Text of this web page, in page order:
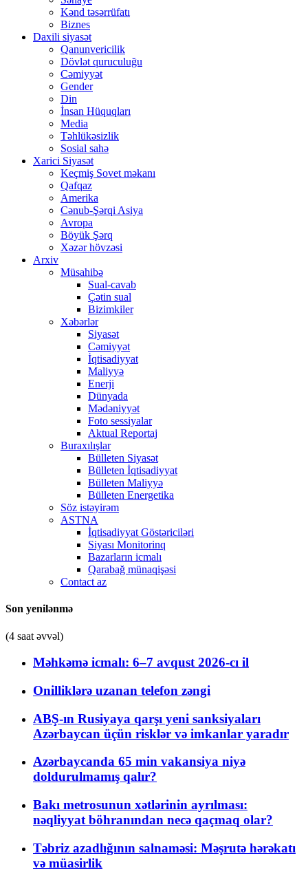
Kənd təsərrüfatı
Biznes
Daxili siyasət
Qanunvericilik
Dövlət quruculuğu
Cəmiyyət
Gender
Din
İnsan Hüquqları
Media
Təhlükəsizlik
Sosial sahə
Xarici Siyasət
Keçmiş Sovet məkanı
Qafqaz
Amerika
Cənub-Şərqi Asiya
Avropa
Böyük Şərq
Xəzər hövzəsi
Arxiv
Müsahibə
Sual-cavab
Çətin sual
Bizimkiler
Xəbərlər
Siyasət
Cəmiyyət
İqtisadiyyat
Maliyyə
Enerji
Dünyada
Mədəniyyət
Foto sessiyalar
Aktual Reportaj
Buraxılışlar
Bülleten Siyasət
Bülleten İqtisadiyyat
Bülleten Maliyyə
Bülleten Energetika
Söz istəyirəm
ASTNA
İqtisadiyyat Göstəriciləri
Siyası Monitorinq
Bazarların icmalı
Qarabağ münaqişəsi
Contact az
Son yenilənmə
(4 saat əvvəl)
Məhkəmə icmalı: 6–7 avqust 2026-cı il
Onilliklərə uzanan telefon zəngi
ABŞ-ın Rusiyaya qarşı yeni sanksiyaları
Azərbaycan üçün risklər və imkanlar yaradır
Azərbaycanda 65 min vakansiya niyə
doldurulmamış qalır?
Bakı metrosunun xətlərinin ayrılması:
nəqliyyat böhranından necə qaçmaq olar?
Təbriz azadlığının salnaməsi: Məşrutə hərəkatı
və müasirlik